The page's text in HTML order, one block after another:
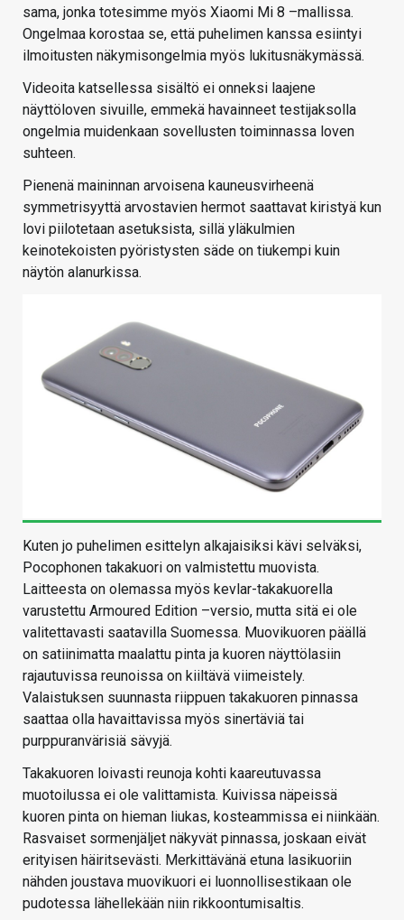
sama, jonka totesimme myös Xiaomi Mi 8 –mallissa.
Ongelmaa korostaa se, että puhelimen kanssa esiintyi
ilmoitusten näkymisongelmia myös lukitusnäkymässä.
Videoita katsellessa sisältö ei onneksi laajene
näyttöloven sivuille, emmekä havainneet testijaksolla
ongelmia muidenkaan sovellusten toiminnassa loven
suhteen.
Pienenä maininnan arvoisena kauneusvirheenä
symmetrisyyttä arvostavien hermot saattavat kiristyä kun
lovi piilotetaan asetuksista, sillä yläkulmien
keinotekoisten pyöristysten säde on tiukempi kuin
näytön alanurkissa.
Kuten jo puhelimen esittelyn alkajaisiksi kävi selväksi,
Pocophonen takakuori on valmistettu muovista.
Laitteesta on olemassa myös kevlar-takakuorella
varustettu Armoured Edition –versio, mutta sitä ei ole
valitettavasti saatavilla Suomessa. Muovikuoren päällä
on satiinimatta maalattu pinta ja kuoren näyttölasiin
rajautuvissa reunoissa on kiiltävä viimeistely.
Valaistuksen suunnasta riippuen takakuoren pinnassa
saattaa olla havaittavissa myös sinertäviä tai
purppuranvärisiä sävyjä.
Takakuoren loivasti reunoja kohti kaareutuvassa
muotoilussa ei ole valittamista. Kuivissa näpeissä
kuoren pinta on hieman liukas, kosteammissa ei niinkään.
Rasvaiset sormenjäljet näkyvät pinnassa, joskaan eivät
erityisen häiritsevästi. Merkittävänä etuna lasikuoriin
nähden joustava muovikuori ei luonnollisestikaan ole
pudotessa lähellekään niin rikkoontumisaltis.